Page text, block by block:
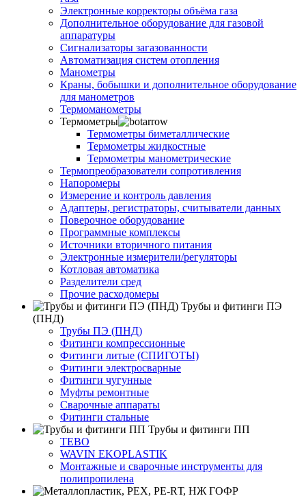
Электронные корректоры объёма газа
Дополнительное оборудование для газовой
аппаратуры
Сигнализаторы загазованности
Автоматизация систем отопления
Манометры
Краны, бобышки и дополнительное оборудование
для манометров
Термоманометры
Термометры
Термометры биметаллические
Термометры жидкостные
Термометры манометрические
Термопреобразователи сопротивления
Напоромеры
Измерение и контроль давления
Адаптеры, регистраторы, считыватели данных
Поверочное оборудование
Программные комплексы
Источники вторичного питания
Электронные измерители/регуляторы
Котловая автоматика
Разделители сред
Прочие расходомеры
Трубы и фитинги ПЭ
(ПНД)
Трубы ПЭ (ПНД)
Фитинги компрессионные
Фитинги литые (СПИГОТЫ)
Фитинги электросварные
Фитинги чугунные
Муфты ремонтные
Сварочные аппараты
Фитинги стальные
Трубы и фитинги ПП
TEBO
WAVIN EKOPLASTIK
Монтажные и сварочные инструменты для
полипропилена